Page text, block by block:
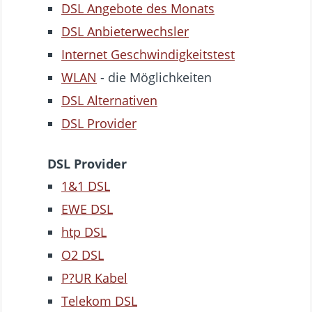
DSL Angebote des Monats
DSL Anbieterwechsler
Internet Geschwindigkeitstest
WLAN - die Möglichkeiten
DSL Alternativen
DSL Provider
DSL Provider
1&1 DSL
EWE DSL
htp DSL
O2 DSL
P?UR Kabel
Telekom DSL